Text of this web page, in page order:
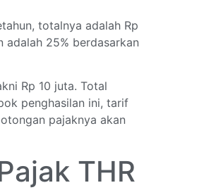
totalnya adalah Rp
adalah 25% berdasarkan
Rp 10 juta. Total
penghasilan ini, tarif
pajaknya akan
THR